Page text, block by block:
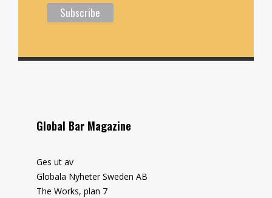
Global Bar Magazine
Ges ut av
Globala Nyheter Sweden AB
The Works, plan 7